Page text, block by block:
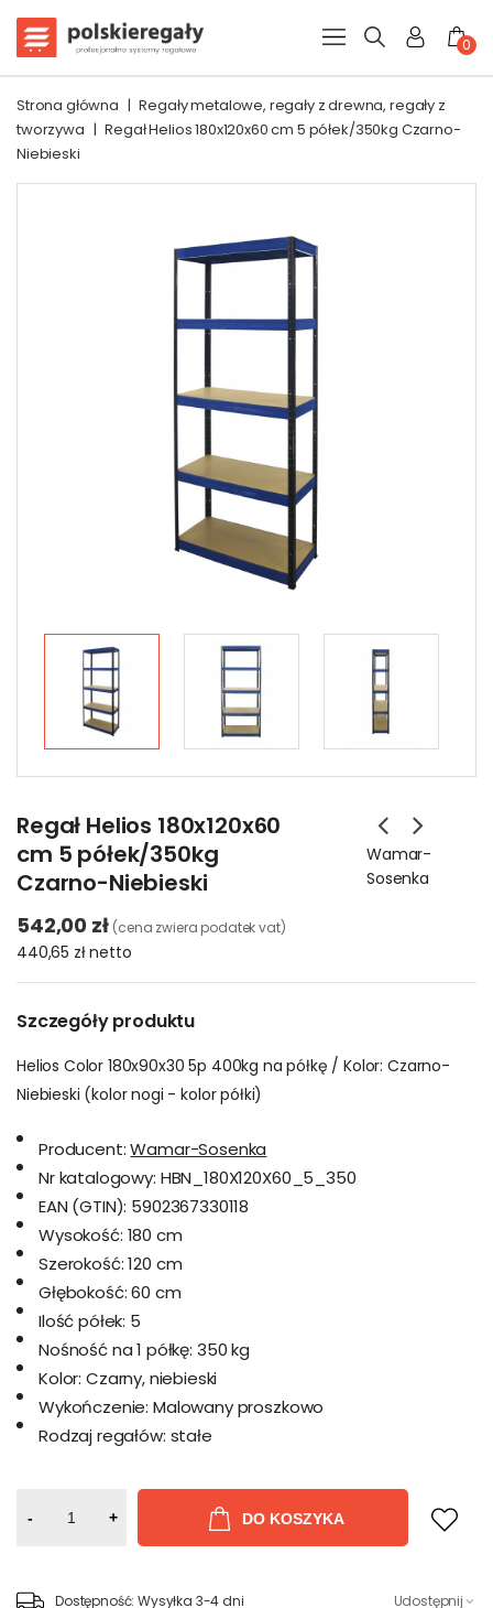
0
Strona główna | Regały metalowe, regały z drewna, regały z
tworzywa | Regał Helios 180x120x60 cm 5 półek/350kg Czarno-
Niebieski
Regał Helios 180x120x60
cm 5 półek/350kg
Czarno-Niebieski
Wamar-
Sosenka
542,00 zł (cena zwiera podatek vat)
440,65 złnetto
Szczegóły produktu
Helios Color 180x90x30 5p 400kg na półkę / Kolor: Czarno-
Niebieski (kolor nogi - kolor półki)
Producent: Wamar-Sosenka
Nr katalogowy: HBN_180X120X60_5_350
EAN (GTIN): 5902367330118
Wysokość: 180 cm
Szerokość: 120 cm
Głębokość: 60 cm
Ilość półek: 5
Nośność na 1 półkę: 350 kg
Kolor: Czarny, niebieski
Wykończenie: Malowany proszkowo
Rodzaj regałów: stałe
- + DO KOSZYKA
Dostępność: Wysyłka 3-4 dni
Udostępnij